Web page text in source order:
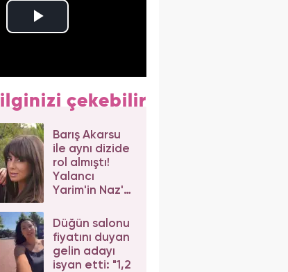
ilginizi çekebilir
Barış Akarsu
ile aynı dizide
rol almıştı!
Yalancı
Yarim'in Naz'ı
beğeni yağdı
Düğün salonu
fiyatını duyan
gelin adayı
isyan etti: "1,2